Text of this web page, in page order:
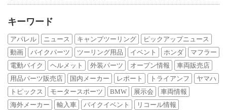
キーワード
アパレル ニュース キャンプツーリング
ピックアップニュース
動画
バイクパーツ ツーリング用品 イベント ホンダ
マフラー
電動バイク
ヘルメット 外装パーツ オープン情報
車両販売店
用品パーツ販売店
国内メーカー レポート トライアンフ
ヤマハ
トピックス
モータースポーツ BMW 展示会
車両情報
海外メーカー
輸入車 バイクイベント リコール情報